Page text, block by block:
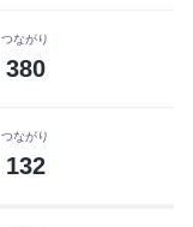
つながり
380
つながり
132